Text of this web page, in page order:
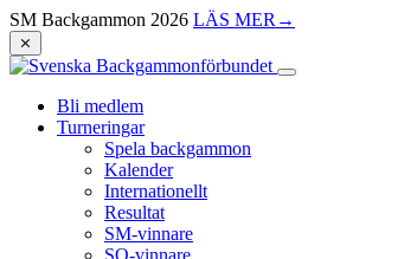
SM Backgammon 2026 LÄS MER →
⨯
Bli medlem
Turneringar
Spela backgammon
Kalender
Internationellt
Resultat
SM-vinnare
SO-vinnare